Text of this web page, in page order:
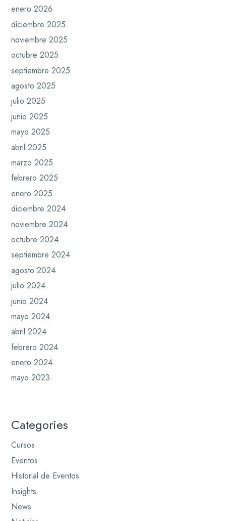
enero 2026
diciembre 2025
noviembre 2025
octubre 2025
septiembre 2025
agosto 2025
julio 2025
junio 2025
mayo 2025
abril 2025
marzo 2025
febrero 2025
enero 2025
diciembre 2024
noviembre 2024
octubre 2024
septiembre 2024
agosto 2024
julio 2024
junio 2024
mayo 2024
abril 2024
febrero 2024
enero 2024
mayo 2023
Categories
Cursos
Eventos
Historial de Eventos
Insights
News